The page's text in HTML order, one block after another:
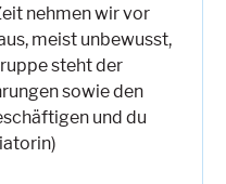
nehmen wir vor
meist unbewusst,
steht der
sowie den
und du